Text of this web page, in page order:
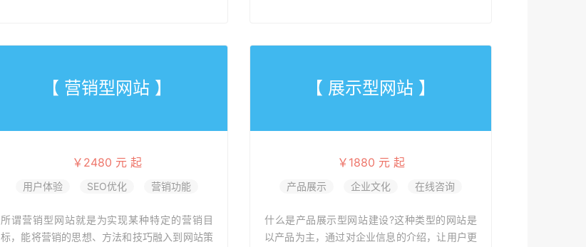
【 营销型网站 】
￥2480 元 起
用户体验 SEO优化 营销功能
所谓营销型网站就是为实现某种特定的营销目
标，能将营销的思想、方法和技巧融入到网站策
【 展示型网站 】
￥1880 元 起
产品展示 企业文化 在线咨询
什么是产品展示型网站建设?这种类型的网站是
以产品为主，通过对企业信息的介绍，让用户更